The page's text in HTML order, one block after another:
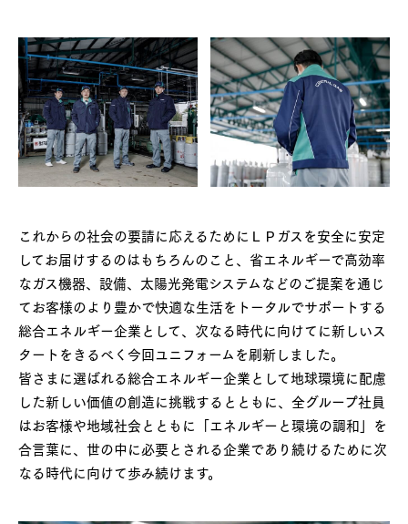
これからの社会の要請に応えるためにＬＰガスを安全に安定
してお届けするのはもちろんのこと、省エネルギーで高効率
なガス機器、設備、太陽光発電システムなどのご提案を通じ
てお客様のより豊かで快適な生活をトータルでサポートする
総合エネルギー企業として、次なる時代に向けてに新しいス
タートをきるべく今回ユニフォームを刷新しました。
皆さまに選ばれる総合エネルギー企業として地球環境に配慮
した新しい価値の創造に挑戦するとともに、全グループ社員
はお客様や地域社会とともに「エネルギーと環境の調和」を
合言葉に、世の中に必要とされる企業であり続けるために次
なる時代に向けて歩み続けます。